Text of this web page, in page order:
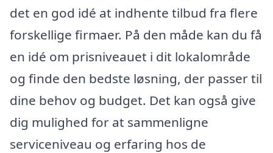
det en god idé at indhente tilbud fra flere
forskellige firmaer. På den måde kan du få
en idé om prisniveauet i dit lokalområde
og finde den bedste løsning, der passer til
dine behov og budget. Det kan også give
dig mulighed for at sammenligne
serviceniveau og erfaring hos de